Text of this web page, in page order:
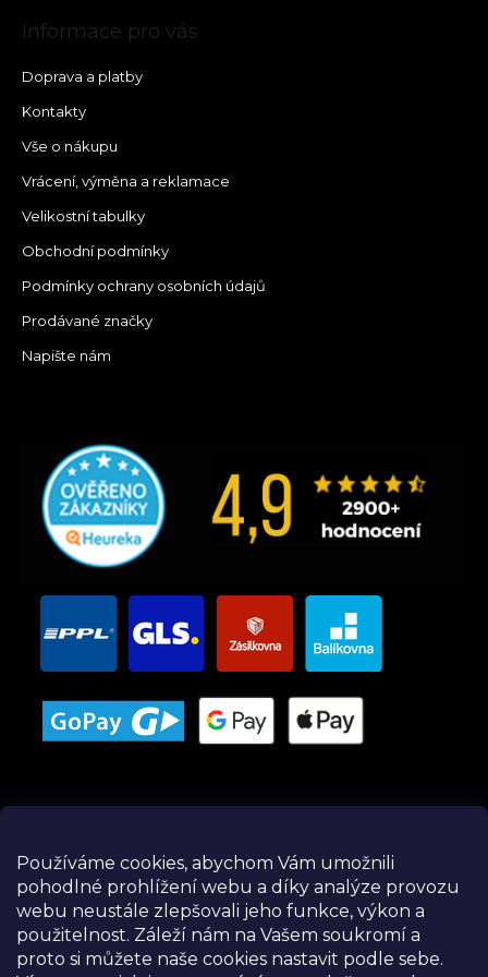
Používáme cookies, abychom Vám umožnili
pohodlné prohlížení webu a díky analýze provozu
webu neustále zlepšovali jeho funkce, výkon a
použitelnost. Záleží nám na Vašem soukromí a
proto si můžete naše cookies nastavit podle sebe.
Informace pro vás
Doprava a platby
Kontakty
Vše o nákupu
Vrácení, výměna a reklamace
Velikostní tabulky
Obchodní podmínky
Podmínky ochrany osobních údajů
Prodávané značky
Napište nám
Instagram